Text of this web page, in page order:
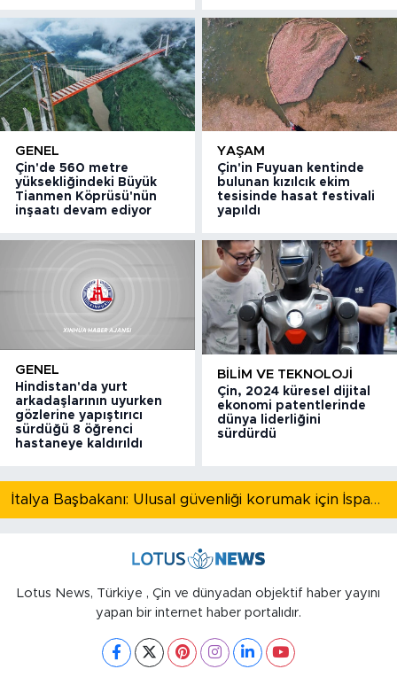
GENEL
Çin'de 560 metre
yüksekliğindeki Büyük
Tianmen Köprüsü'nün
inşaatı devam ediyor
YAŞAM
Çin'in Fuyuan kentinde
bulunan kızılcık ekim
tesisinde hasat festivali
yapıldı
GENEL
Hindistan'da yurt
arkadaşlarının uyurken
gözlerine yapıştırıcı
sürdüğü 8 öğrenci
hastaneye kaldırıldı
BILIM VE TEKNOLOJI
Çin, 2024 küresel dijital
ekonomi patentlerinde
dünya liderliğini
sürdürdü
İtalya Başbakanı: Ulusal güvenliği korumak için İspanya ile Schengen kapsamındaki serbest dolaşımı askıya alıyoruz
Lotus News, Türkiye , Çin ve dünyadan objektif haber yayını
yapan bir internet haber portalıdır.